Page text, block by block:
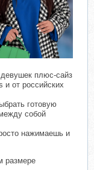
плюс-сайз
и от российских
готовую
собой
нажимаешь и
размере